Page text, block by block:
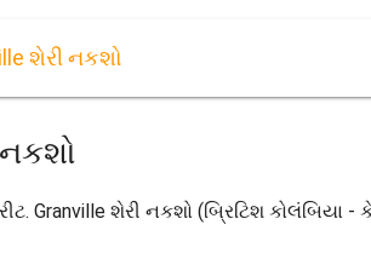
શેરી નકશો
Granville શેરી નકશો (બ્રિટિશ કોલંબિયા -